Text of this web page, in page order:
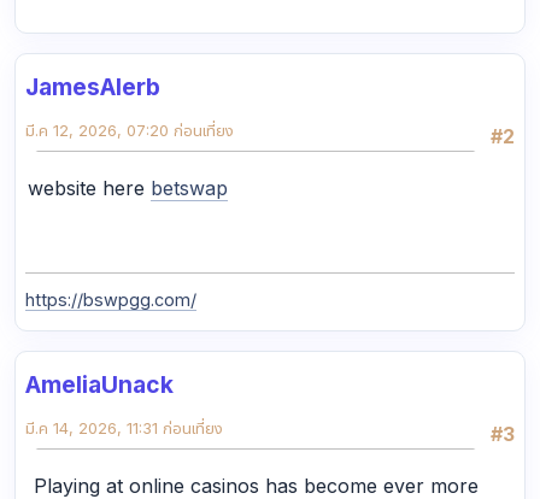
JamesAlerb
#2
มี.ค 12, 2026, 07:20 ก่อนเที่ยง
website here betswap
https://bswpgg.com/
AmeliaUnack
#3
มี.ค 14, 2026, 11:31 ก่อนเที่ยง
Playing at online casinos has become ever more